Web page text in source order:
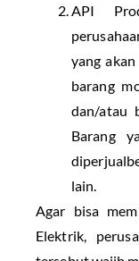
API
yang
barang
dan/atau
Barang
lain.
Agar bisa
Elektrik,